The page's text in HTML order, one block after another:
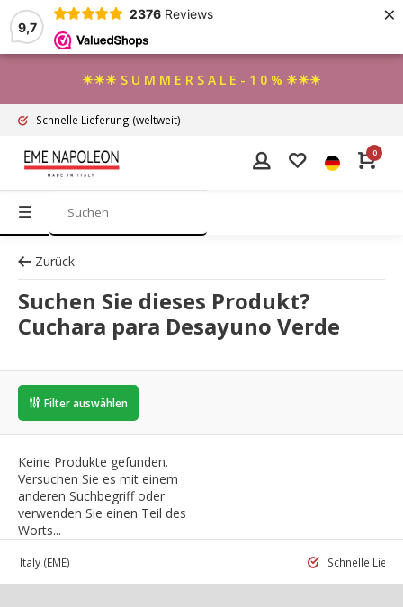
9,7
2376 Reviews ×
☀☀☀ S U M M E R S A L E - 1 0 % ☀☀☀
Schnelle Lieferung (weltweit)
0
Zurück
Suchen Sie dieses Produkt?
Cuchara para Desayuno Verde
Filter auswählen
Keine Produkte gefunden.
Versuchen Sie es mit einem
anderen Suchbegriff oder
verwenden Sie einen Teil des
Worts...
in Italy (EME) Schnelle